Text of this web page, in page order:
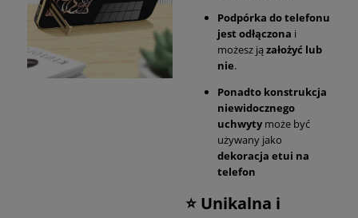
Podpórka do telefonu
jest odłączona i
możesz ją założyć lub
nie.
Ponadto konstrukcja
niewidocznego
uchwytymoże być
używany jako
dekoracja etui na
telefon
⭐ Unikalna i